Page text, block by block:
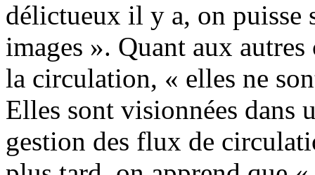
délictueux il y a, on
images ». Quant aux
la circulation, « elles ne
Elles sont visionnées dans
gestion des flux de